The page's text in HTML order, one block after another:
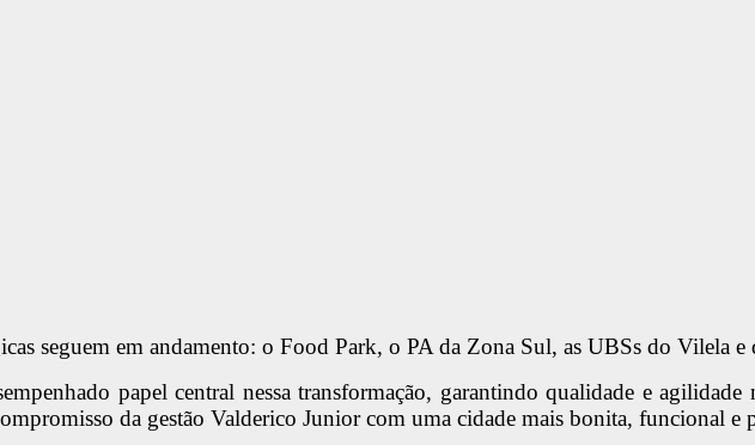
seguem em andamento: o Food Park, o PA da Zona Sul, as UBSs do Vilela
papel central nessa transformação, garantindo qualidade e
da gestão Valderico Junior com uma cidade mais bonita, funcional e